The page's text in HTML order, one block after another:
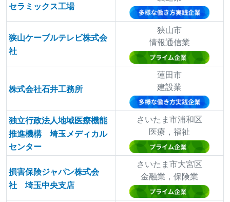
セラミックス工場
狭山ケーブルテレビ株式会
社
狭山市
情報通信業
株式会社石井工務所
蓮田市
建設業
独立行政法人地域医療機能
推進機構 埼玉メディカル
センター
さいたま市浦和区
医療，福祉
損害保険ジャパン株式会
社 埼玉中央支店
さいたま市大宮区
金融業，保険業